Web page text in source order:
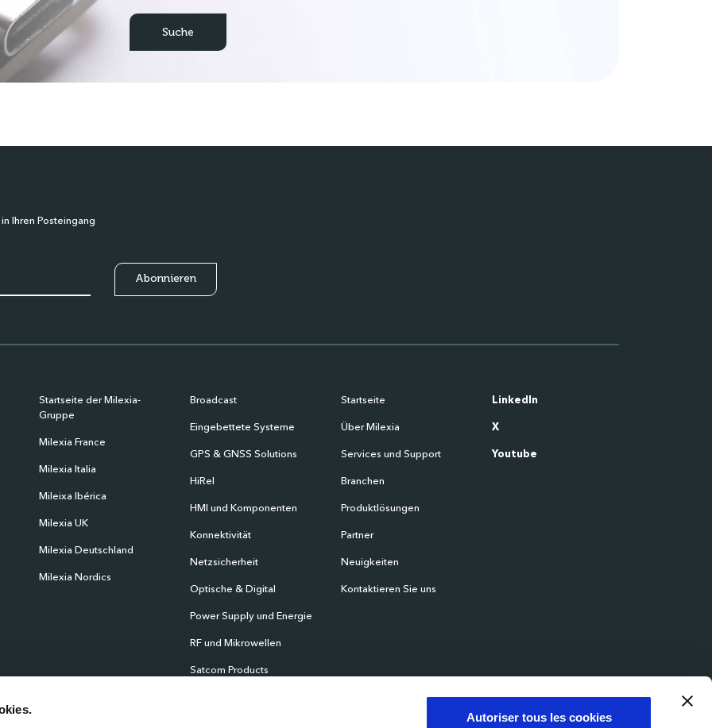
Autoriser tous les cookies
Ihren Posteingang
Startseite der Milexia-
Gruppe
Milexia France
Milexia Italia
Mileixa Ibérica
Milexia UK
Milexia Deutschland
Milexia Nordics
Broadcast
Eingebettete Systeme
GPS & GNSS Solutions
HiRel
HMI und Komponenten
Konnektivität
Netzsicherheit
Optische & Digital
Power Supply und Energie
RF und Mikrowellen
Satcom Products
Startseite
Über Milexia
Services und Support
Branchen
Produktlösungen
Partner
Neuigkeiten
Kontaktieren Sie uns
LinkedIn
X
Youtube